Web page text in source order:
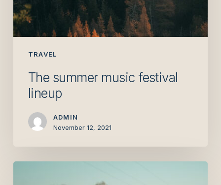
TRAVEL
The summer music festival
lineup
ADMIN
November 12, 2021